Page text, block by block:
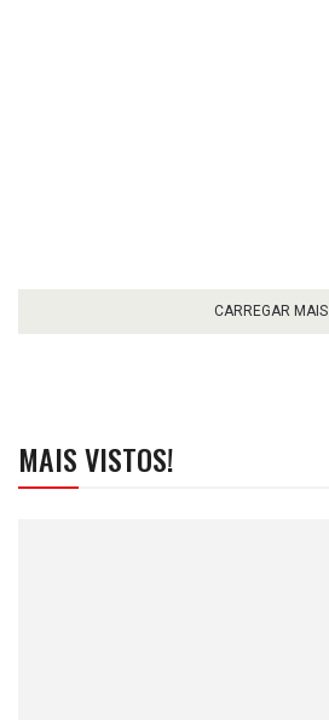
CARREGAR MAIS
MAIS VISTOS!